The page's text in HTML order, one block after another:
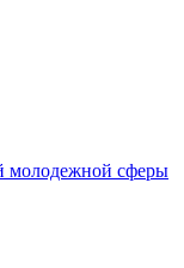
молодежной сферы